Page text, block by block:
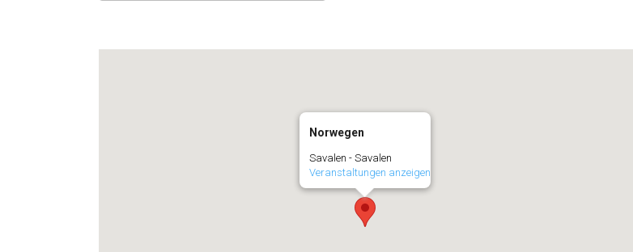
Norwegen
Savalen - Savalen
Veranstaltungen anzeigen